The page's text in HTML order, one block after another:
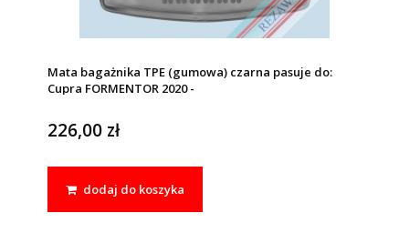
Mata bagażnika TPE (gumowa) czarna pasuje do:
Cupra FORMENTOR 2020 -
226,00 zł
dodaj do koszyka